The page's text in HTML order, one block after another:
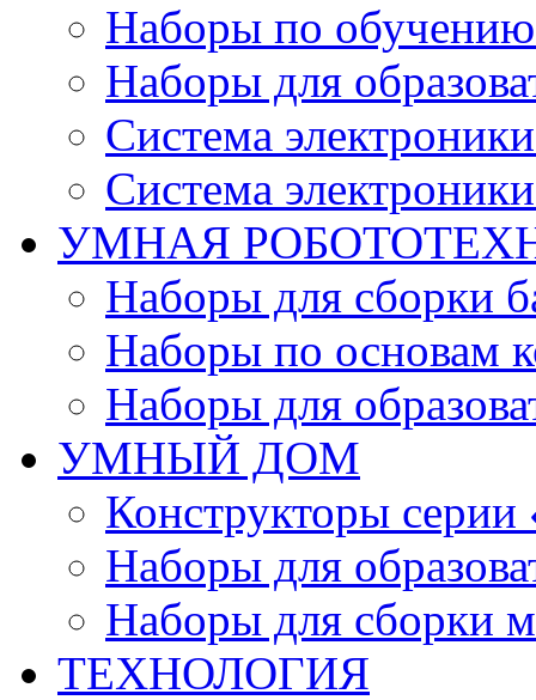
Наборы по
Наборы для
Система
Система
УМНАЯ
Наборы для сборки
Наборы по основам
Наборы для
УМНЫЙ ДОМ
Конструкторы
Наборы для
Наборы для сборки
ТЕХНОЛОГИЯ